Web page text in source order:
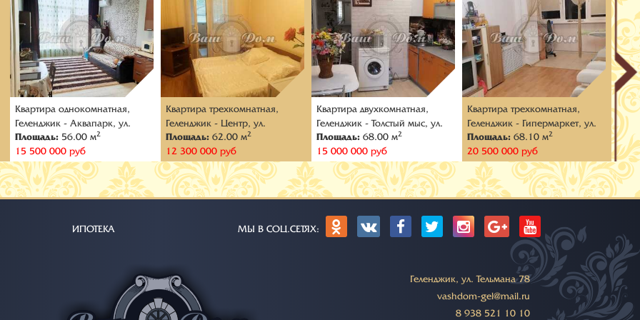
Квартира oднокомнатная,
Геленджик - Аквапарк, ул.
Верхняя
Площадь: 56.00 м2
15 500 000 руб
Квартира трехкомнатная,
Геленджик - Центр, ул.
Колхозная
Площадь:62.00 м2
12 300 000 руб
Квартира двухкомнатная,
Геленджик - Толстый мыс, ул.
Леселидзе
Площадь:68.00 м2
15 000 000 руб
Квартира трехкомнатная,
Геленджик - Гипермаркет, ул.
Нахимова
Площадь:68.10 м2
20 500 000 руб
17
ИПОТЕКА МЫ В СОЦ.СЕТЯХ:
Геленджик, ул. Тельмана 78
vashdom-gel@mail.ru
8 938 521 10 10